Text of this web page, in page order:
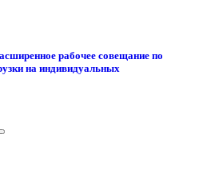
рабочее совещание по
на индивидуальных